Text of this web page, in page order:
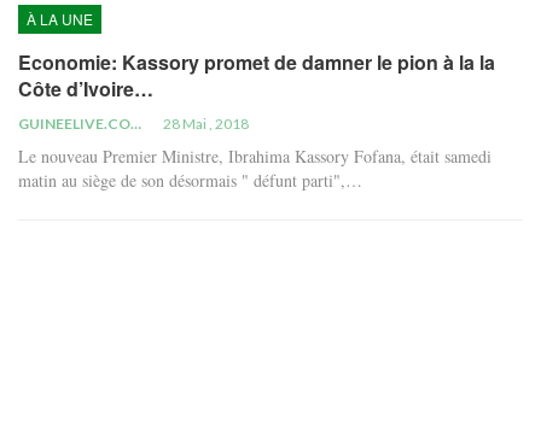
À LA UNE
Economie: Kassory promet de damner le pion à la la
Côte d’Ivoire…
GUINEELIVE.COM 28 Mai , 2018
Le nouveau Premier Ministre, Ibrahima Kassory Fofana, était samedi
matin au siège de son désormais " défunt parti",…